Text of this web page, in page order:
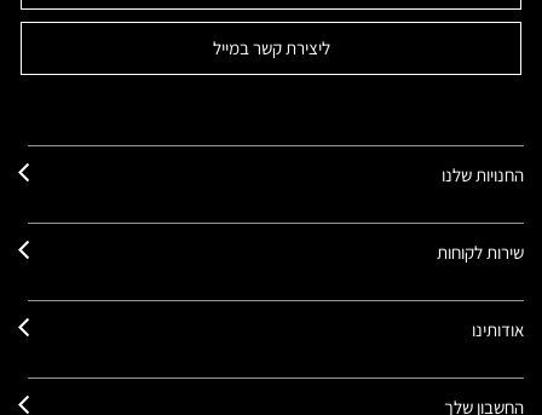
ליצירת קשר במייל
החנויות שלנו
שירות לקוחות
אודותינו
החשבון שלך